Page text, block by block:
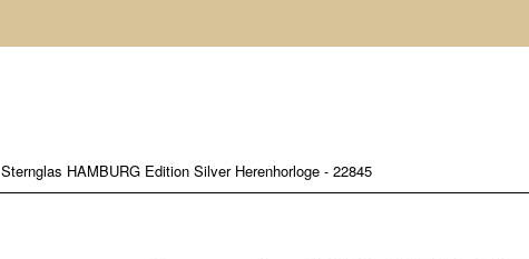
Sternglas HAMBURG Edition Silver Herenhorloge - 22845